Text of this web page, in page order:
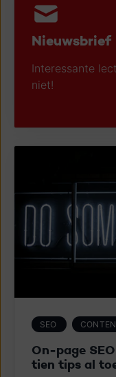
Nieuwsbrief
Interessante
niet!
SEO
On-page
tien tips al